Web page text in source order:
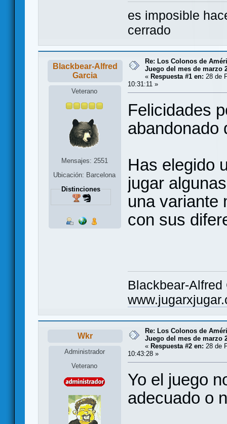
es imposible
cerrado
Blackbear-Alfred
Garcia
Veterano
Mensajes: 2551
Ubicación: Barcelona
Distinciones
Re: Los Colonos de
Juego del mes de marzo
« Respuesta #1 en: 28 de
10:31:11 »
Felicidades
abandonado
Has elegido
jugar
una variante
con sus
Blackbear-
Wkr
Administrador
Veterano
Re: Los Colonos de
Juego del mes de marzo
« Respuesta #2 en: 28 de
10:43:28 »
Yo el juego
adecuado o